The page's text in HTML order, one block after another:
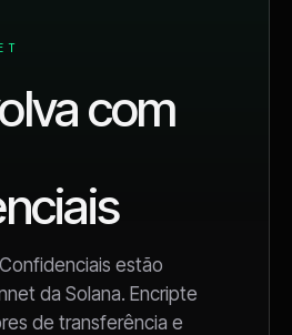
com
estão
da Solana. Encripte
de transferência e